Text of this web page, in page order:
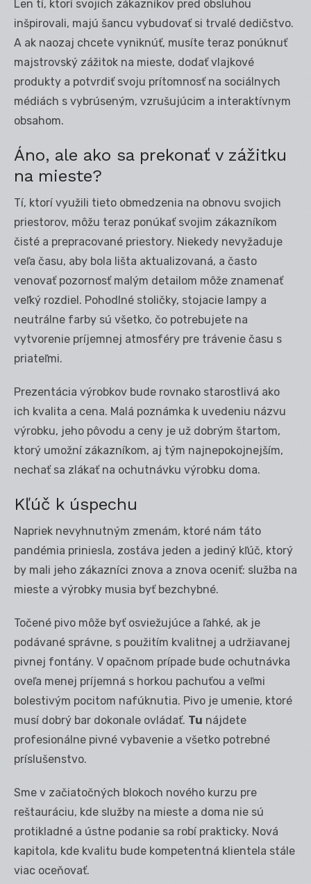
Len tí, ktorí svojich zákazníkov pred obsluhou
inšpirovali, majú šancu vybudovať si trvalé dedičstvo.
A ak naozaj chcete vyniknúť, musíte teraz ponúknuť
majstrovský zážitok na mieste, dodať vlajkové
produkty a potvrdiť svoju prítomnosť na sociálnych
médiách s vybrúseným, vzrušujúcim a interaktívnym
obsahom.
Áno, ale ako sa prekonať v zážitku
na mieste?
Tí, ktorí využili tieto obmedzenia na obnovu svojich
priestorov, môžu teraz ponúkať svojim zákazníkom
čisté a prepracované priestory. Niekedy nevyžaduje
veľa času, aby bola lišta aktualizovaná, a často
venovať pozornosť malým detailom môže znamenať
veľký rozdiel. Pohodlné stoličky, stojacie lampy a
neutrálne farby sú všetko, čo potrebujete na
vytvorenie príjemnej atmosféry pre trávenie času s
priateľmi.
Prezentácia výrobkov bude rovnako starostlivá ako
ich kvalita a cena. Malá poznámka k uvedeniu názvu
výrobku, jeho pôvodu a ceny je už dobrým štartom,
ktorý umožní zákazníkom, aj tým najnepokojnejším,
nechať sa zlákať na ochutnávku výrobku doma.
Kľúč k úspechu
Napriek nevyhnutným zmenám, ktoré nám táto
pandémia priniesla, zostáva jeden a jediný kľúč, ktorý
by mali jeho zákazníci znova a znova oceniť: služba na
mieste a výrobky musia byť bezchybné.
Točené pivo môže byť osviežujúce a ľahké, ak je
podávané správne, s použitím kvalitnej a udržiavanej
pivnej fontány. V opačnom prípade bude ochutnávka
oveľa menej príjemná s horkou pachuťou a veľmi
bolestivým pocitom nafúknutia. Pivo je umenie, ktoré
musí dobrý bar dokonale ovládať. Tu nájdete
profesionálne pivné vybavenie a všetko potrebné
príslušenstvo.
Sme v začiatočných blokoch nového kurzu pre
reštauráciu, kde služby na mieste a doma nie sú
protikladné a ústne podanie sa robí prakticky. Nová
kapitola, kde kvalitu bude kompetentná klientela stále
viac oceňovať.